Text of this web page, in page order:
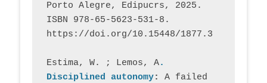
Porto Alegre, Edipucrs, 2025.
ISBN 978-65-5623-531-8.
https://doi.org/10.15448/1877.3
Estima, W. ; Lemos, A.
Disciplined autonomy: A failed